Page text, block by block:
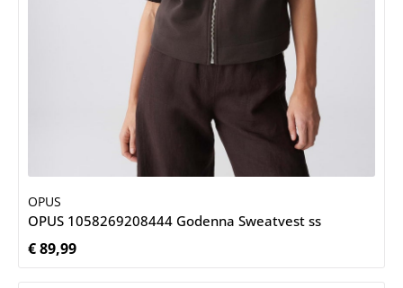
OPUS
OPUS 1058269208444 Godenna Sweatvest ss
Normale prijs:
€ 89,99